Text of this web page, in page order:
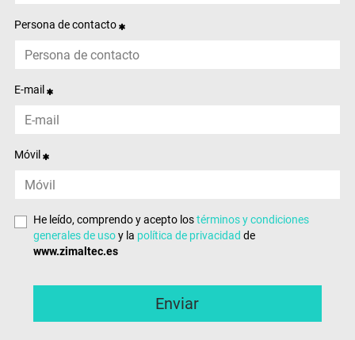
Persona de contacto
E-mail
Móvil
He leído, comprendo y acepto lostérminos y condiciones
generales de usoy la política de privacidad de
www.zimaltec.es